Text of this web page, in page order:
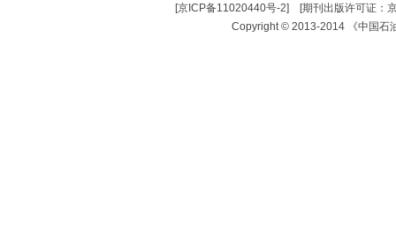
[京ICP备11020440号-2] [期刊出版许可证：
Copyright © 2013-2014 《中国石